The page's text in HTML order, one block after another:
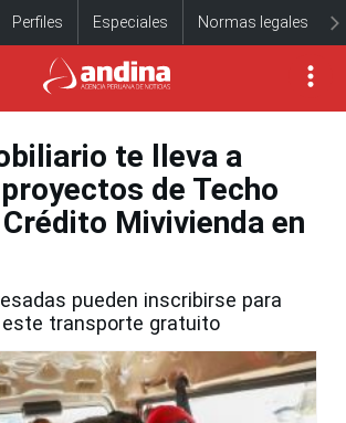
Perfiles Especiales Normas legales
te lleva a
de Techo
Mivivienda en
pueden inscribirse para
este transporte gratuito